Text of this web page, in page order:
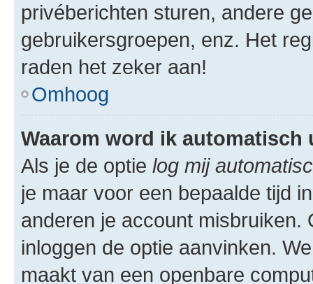
privéberichten sturen, andere
gebruikersgroepen, enz. Het
raden het zeker aan!
Omhoog
Waarom word ik automatisch
Als je de optie log mij
je maar voor een bepaalde tijd
anderen je account misbruiken.
inloggen de optie aanvinken.
maakt van een openbare